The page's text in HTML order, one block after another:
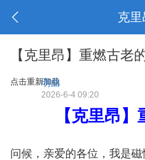
克
【克里昂】重燃古老
点击重新加载
明曲
2026-6-4 09:20
【克里昂
问候，亲爱的各位，我是磁